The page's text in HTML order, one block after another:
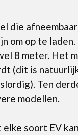
die
om op te laden.
8 meter. Het
(dit is
Ten
modellen.
soort EV